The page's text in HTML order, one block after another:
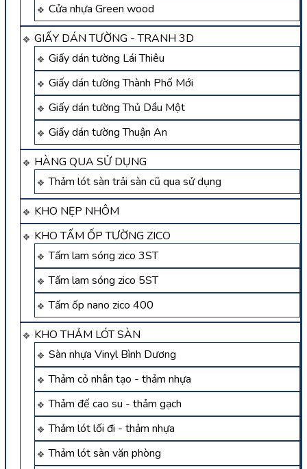
Cửa nhựa Green wood
GIẤY DÁN TƯỜNG - TRANH 3D
Giấy dán tường Lái Thiêu
Giấy dán tường Thành Phố Mới
Giấy dán tường Thủ Dầu Một
Giấy dán tường Thuận An
HÀNG QUA SỬ DỤNG
Thảm lót sàn trải sàn cũ qua sử dụng
KHO NẸP NHÔM
KHO TẤM ỐP TƯỜNG ZICO
Tấm lam sóng zico 3ST
Tấm lam sóng zico 5ST
Tấm ốp nano zico 400
KHO THẢM LÓT SÀN
Sàn nhựa Vinyl Bình Dương
Thảm cỏ nhân tạo - thảm nhựa
Thảm đế cao su - thảm gạch
Thảm lót lối đi - thảm nhựa
Thảm lót sàn văn phòng